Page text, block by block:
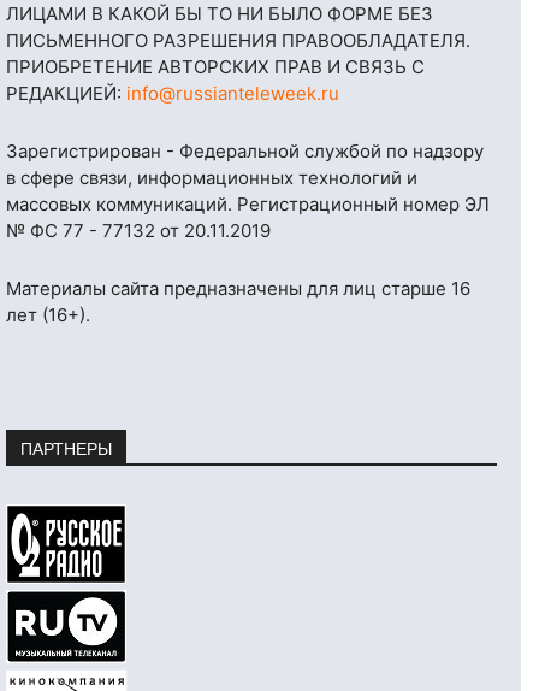
ЛИЦАМИ В КАКОЙ БЫ ТО НИ БЫЛО ФОРМЕ БЕЗ
ПИСЬМЕННОГО РАЗРЕШЕНИЯ ПРАВООБЛАДАТЕЛЯ.
ПРИОБРЕТЕНИЕ АВТОРСКИХ ПРАВ И СВЯЗЬ С
РЕДАКЦИЕЙ: info@russianteleweek.ru
Зарегистрирован - Федеральной службой по надзору
в сфере связи, информационных технологий и
массовых коммуникаций. Регистрационный номер ЭЛ
№ ФС 77 - 77132 от 20.11.2019
Материалы сайта предназначены для лиц старше 16
лет (16+).
ПАРТНЕРЫ